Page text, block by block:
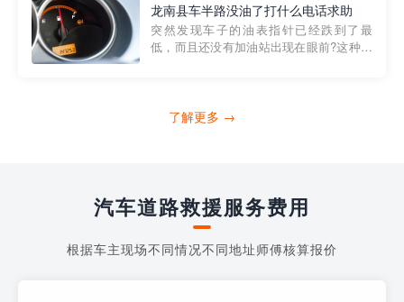
越者小程序是一款专门解决汽车没油问题
的在线服务平台。通过...
龙南县车半路没油了打什么电话求助
突然发现车子的油表指针已经跌到了最
低，而且还没有加油站出现在眼前?这种情
打4006363122请求送油人员来帮助你。
了解更多 →
汽车道路救援服务费用
根据车主现场不同情况不同地址师傅核算报价